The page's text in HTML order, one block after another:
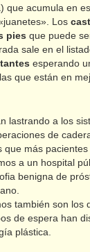
que acumula en
Los
pies que puede
sale en el
esperando
que están en
lastrando a los
de
más
a un hospital
benigna de
también son los
de espera han
plástica.